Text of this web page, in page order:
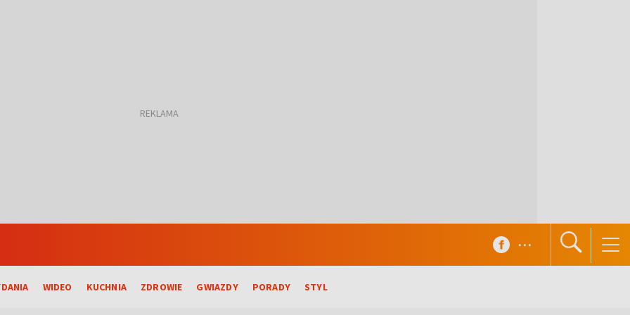
WIDEO KUCHNIA ZDROWIE GWIAZDY PORADY STYL
...